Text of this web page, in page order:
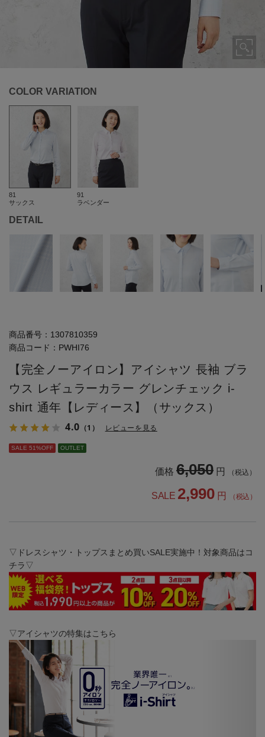
COLOR VARIATION
81
サックス
91
ラベンダー
DETAIL
商品番号： 1307810359
商品コード： PWHI76
【完全ノーアイロン】アイシャツ 長袖 ブラ
ウス レギュラーカラー グレンチェック i-
shirt 通年【レディース】（サックス）
4.0 （1） レビューを見る
SALE 51%OFF OUTLET
価格 6,050 円 （税込）
SALE 2,990 円 （税込）
▽ドレスシャツ・トップスまとめ買いSALE実施中！対象商品はコ
チラ▽
▽アイシャツの特集はこちら